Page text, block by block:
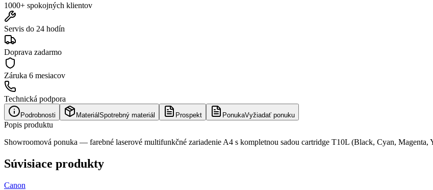
1000+ spokojných klientov
Servis do 24 hodín
Doprava zadarmo
Záruka 6 mesiacov
Technická podpora
Podrobnosti Materiál Spotrebný materiál Prospekt PonukaVyžiadať ponuku
Popis produktu
Showroomová ponuka — farebné laserové multifunkčné zariadenie A4 s kompletnou sadou cartridge T10L (Black, Cyan,
Súvisiace produkty
Canon